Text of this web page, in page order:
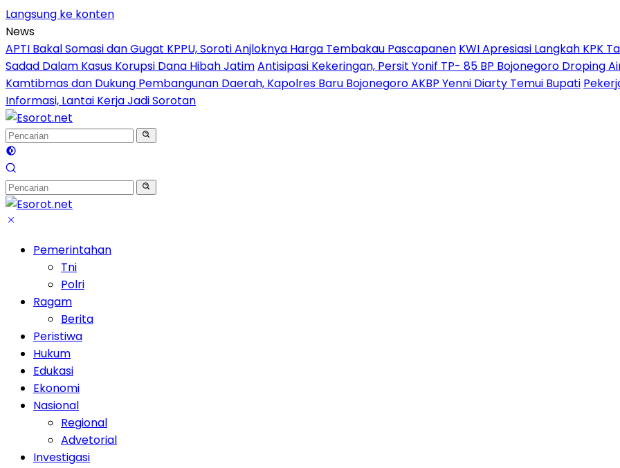
Langsung ke konten
News
APTI Bakal Somasi dan Gugat KPPU, Soroti Anjloknya Harga Tembakau Pascapanen KWI Apresiasi Langkah KPK
Sadad Dalam Kasus Korupsi Dana Hibah JatimAntisipasi Kekeringan, Persit Yonif TP- 85 BP Bojonegoro Droping
Kamtibmas dan Dukung Pembangunan Daerah, Kapolres Baru Bojonegoro AKBP Yenni Diarty Temui Bupati
Informasi, Lantai Kerja Jadi Sorotan
Pemerintahan
Tni
Polri
Ragam
Berita
Peristiwa
Hukum
Edukasi
Ekonomi
Nasional
Regional
Advetorial
Investigasi